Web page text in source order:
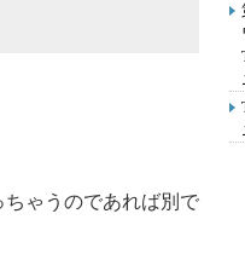
ゃうのであれば別で